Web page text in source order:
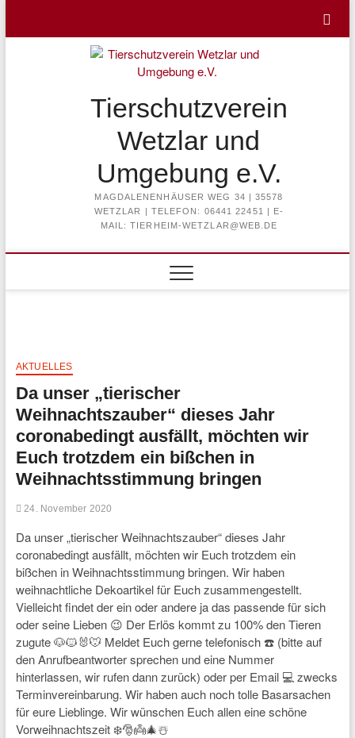
content
Tierschutzverein
Wetzlar und
Umgebung e.V.
MAGDALENENHÄUSER WEG 34 | 35578
WETZLAR | TELEFON: 06441 22451 | E-
MAIL: TIERHEIM-WETZLAR@WEB.DE
AKTUELLES
Da unser „tierischer
Weihnachtszauber“ dieses Jahr
coronabedingt ausfällt, möchten wir
Euch trotzdem ein bißchen in
Weihnachtsstimmung bringen
24. November 2020
Da unser „tierischer Weihnachtszauber“ dieses Jahr
coronabedingt ausfällt, möchten wir Euch trotzdem ein
bißchen in Weihnachtsstimmung bringen. Wir haben
weihnachtliche Dekoartikel für Euch zusammengestellt.
Vielleicht findet der ein oder andere ja das passende für sich
oder seine Lieben 😉 Der Erlös kommt zu 100% den Tieren
zugute 🐶🐱🐰🐭 Meldet Euch gerne telefonisch ☎️ (bitte auf
den Anrufbeantworter sprechen und eine Nummer
hinterlassen, wir rufen dann zurück) oder per Email 💻 zwecks
Terminvereinbarung. Wir haben auch noch tolle Basarsachen
für eure Lieblinge. Wir wünschen Euch allen eine schöne
Vorweihnachtszeit ❄️🎅👼🎄☃️